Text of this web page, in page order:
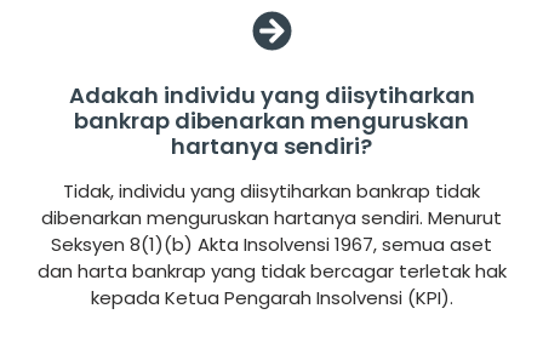
Adakah individu yang diisytiharkan
bankrap dibenarkan menguruskan
hartanya sendiri?
Tidak, individu yang diisytiharkan bankrap tidak
dibenarkan menguruskan hartanya sendiri. Menurut
Seksyen 8(1)(b) Akta Insolvensi 1967, semua aset
dan harta bankrap yang tidak bercagar terletak hak
kepada Ketua Pengarah Insolvensi (KPI).